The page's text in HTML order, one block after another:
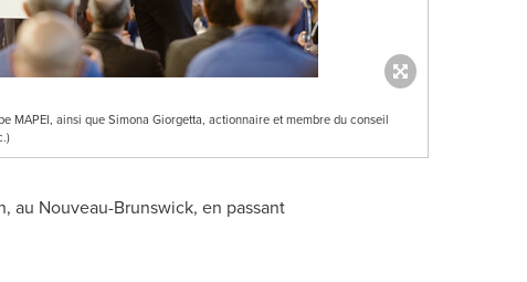
MAPEI, ainsi que Simona Giorgetta, actionnaire et membre du conseil
, au Nouveau-Brunswick, en passant